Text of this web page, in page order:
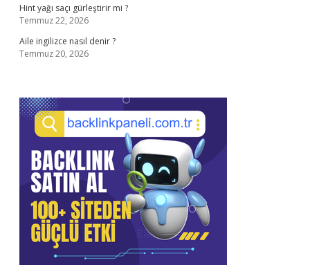
Hint yağı saçı gürleştirir mi ?
Temmuz 22, 2026
Aile ingilizce nasıl denir ?
Temmuz 20, 2026